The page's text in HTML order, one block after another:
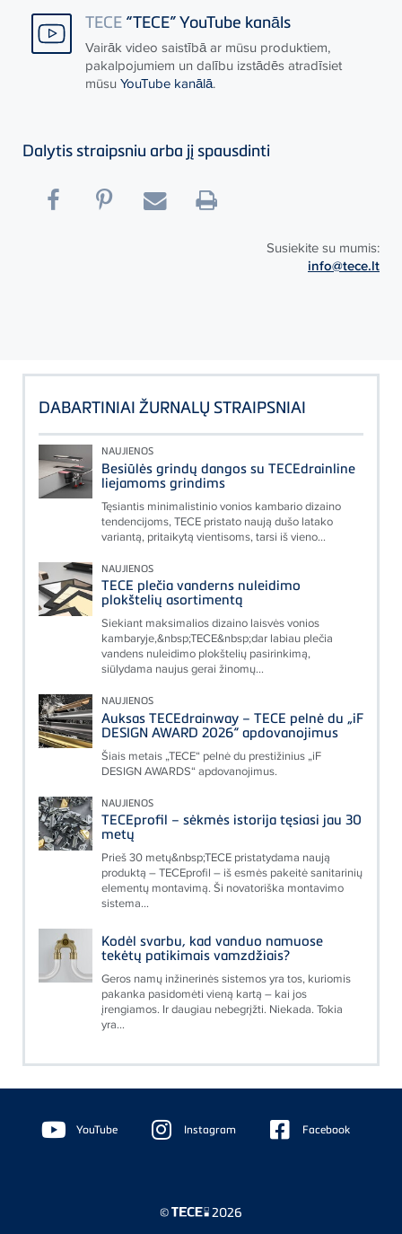
TECE “TECE” YouTube kanāls
Vairāk video saistībā ar mūsu produktiem,
pakalpojumiem un dalību izstādēs atradīsiet
mūsu YouTube kanālā.
Dalytis straipsniu arba jį spausdinti
Susiekite su mumis:
info@tece.lt
DABARTINIAI ŽURNALŲ STRAIPSNIAI
NAUJIENOS
Besiūlės grindų dangos su TECEdrainline
liejamoms grindims
Tęsiantis minimalistinio vonios kambario dizaino
tendencijoms, TECE pristato naują dušo latako
variantą, pritaikytą vientisoms, tarsi iš vieno...
NAUJIENOS
TECE plečia vanderns nuleidimo
plokštelių asortimentą
Siekiant maksimalios dizaino laisvės vonios
kambaryje,&nbsp;TECE&nbsp;dar labiau plečia
vandens nuleidimo plokštelių pasirinkimą,
siūlydama naujus gerai žinomų...
NAUJIENOS
Auksas TECEdrainway – TECE pelnė du „iF
DESIGN AWARD 2026“ apdovanojimus
Šiais metais „TECE“ pelnė du prestižinius „iF
DESIGN AWARDS“ apdovanojimus.
NAUJIENOS
TECEprofil – sėkmės istorija tęsiasi jau 30
metų
Prieš 30 metų&nbsp;TECE pristatydama naują
produktą – TECEprofil – iš esmės pakeitė sanitarinių
elementų montavimą. Ši novatoriška montavimo
sistema...
Kodėl svarbu, kad vanduo namuose
tekėtų patikimais vamzdžiais?
Geros namų inžinerinės sistemos yra tos, kuriomis
pakanka pasidomėti vieną kartą – kai jos
įrengiamos. Ir daugiau nebegrįžti. Niekada. Tokia
yra...
Floating
Sidebar YouTube Instagram Facebook
© 2026